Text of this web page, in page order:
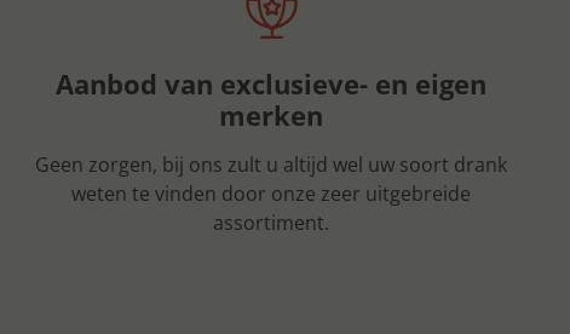
Aanbod van exclusieve- en eigen
merken
Geen zorgen, bij ons zult u altijd wel uw soort drank
weten te vinden door onze zeer uitgebreide
assortiment.